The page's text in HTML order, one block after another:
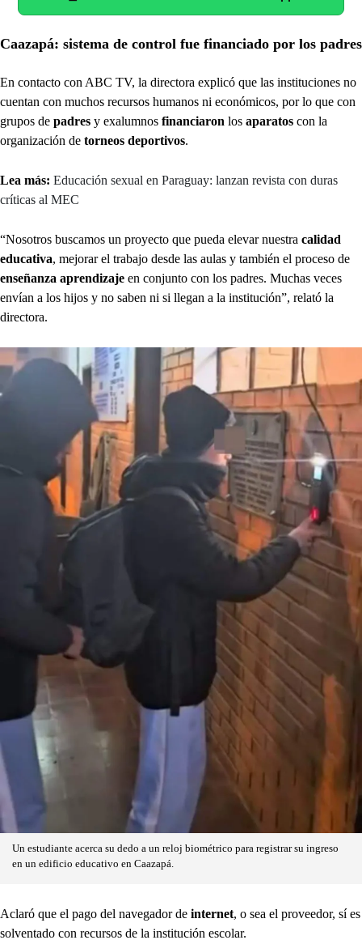
Caazapá: sistema de control fue financiado por los padres
En contacto con ABC TV, la directora explicó que las instituciones no
cuentan con muchos recursos humanos ni económicos, por lo que con
grupos de padres y exalumnos financiaron los aparatos con la
organización de torneos deportivos.
Lea más: Educación sexual en Paraguay: lanzan revista con duras
críticas al MEC
“Nosotros buscamos un proyecto que pueda elevar nuestra calidad
educativa, mejorar el trabajo desde las aulas y también el proceso de
enseñanza aprendizaje en conjunto con los padres. Muchas veces
envían a los hijos y no saben ni si llegan a la institución”, relató la
directora.
Un estudiante acerca su dedo a un reloj biométrico para registrar su ingreso
en un edificio educativo en Caazapá.
Aclaró que el pago del navegador de internet, o sea el proveedor, sí es
solventado con recursos de la institución escolar.